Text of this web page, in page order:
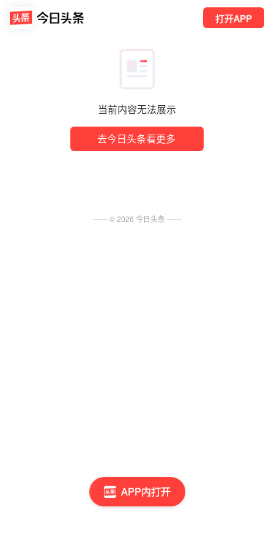
当前内容无法展示
去今日头条看更多
打开APP
APP内打开
—— ©2026 今日头条 ——